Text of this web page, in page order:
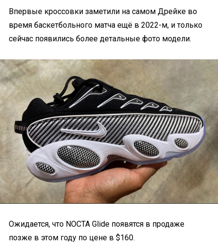
Впервые кроссовки заметили на самом Дрейке во
время баскетбольного матча ещё в 2022-м, и только
сейчас появились более детальные фото модели.
Ожидается, что NOCTA Glide появятся в продаже
позже в этом году по цене в $160.